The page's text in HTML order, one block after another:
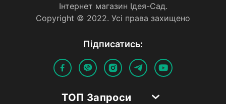
Iнтернет магазин Iдея-Сад.
Copyright © 2022. Усi права захищено
Пiдписатись:
ТОП Запроси